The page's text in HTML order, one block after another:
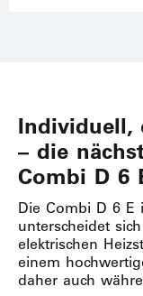
Individuell,
– die
Combi D 6
Die Combi D 6 E
unterscheidet
elektrischen
einem
daher auch